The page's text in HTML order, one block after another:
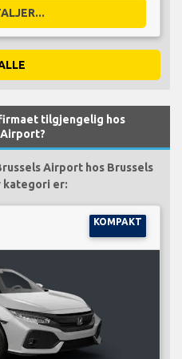
tilgjengelig hos
Airport hos Brussels
er:
KOMPAKT